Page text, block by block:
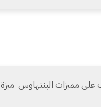
على مميزات البنتهاوس ميزة